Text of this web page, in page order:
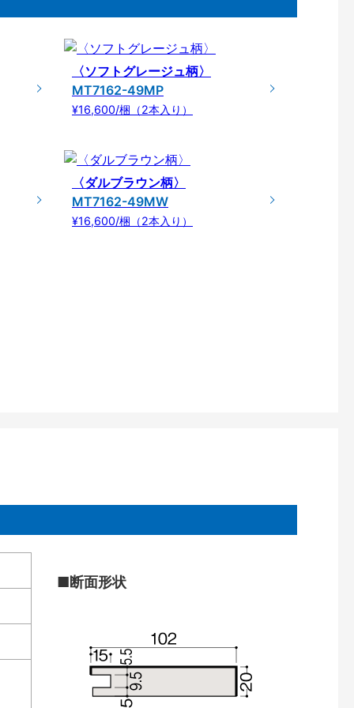
〈ソフトグレージュ柄〉
MT7162-49MP
¥16,600/梱（2本入り）
〈ダルブラウン柄〉
MT7162-49MW
¥16,600/梱（2本入り）
■断面形状